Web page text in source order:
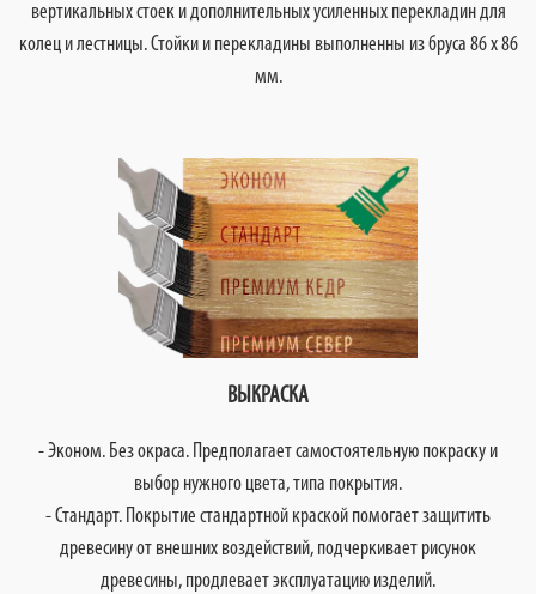
вертикальных стоек и дополнительных усиленных перекладин для
колец и лестницы. Стойки и перекладины выполненны из бруса 86 х 86
мм.
ВЫКРАСКА
- Эконом. Без окраса. Предполагает самостоятельную покраску и
выбор нужного цвета, типа покрытия.
- Стандарт. Покрытие стандартной краской помогает защитить
древесину от внешних воздействий, подчеркивает рисунок
древесины, продлевает эксплуатацию изделий.